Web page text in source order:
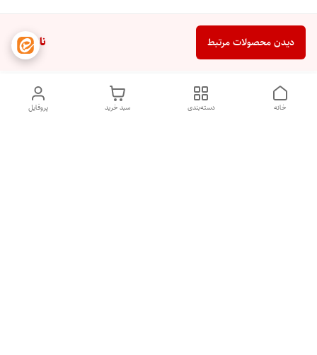
ناموجود دیدن محصولات مرتبط
پروفایل سبد خرید دسته‌بندی خانه